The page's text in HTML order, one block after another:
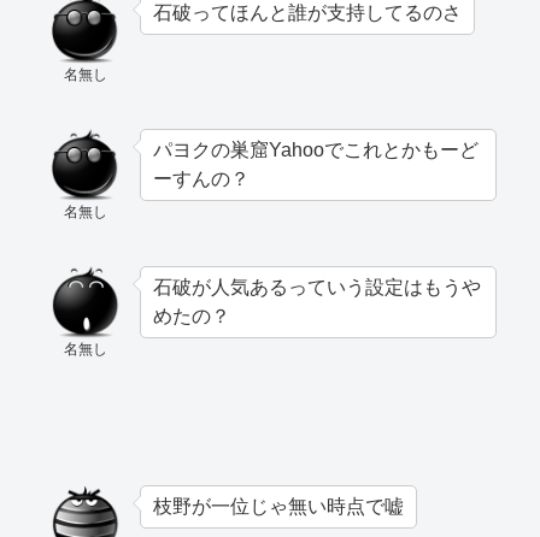
名無し
石破ってほんと誰が支持してるのさ
名無し
パヨクの巣窟Yahooでこれとかもーど
ーすんの？
名無し
石破が人気あるっていう設定はもうや
めたの？
枝野が一位じゃ無い時点で嘘